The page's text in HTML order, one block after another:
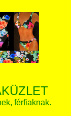
férfiaknak.